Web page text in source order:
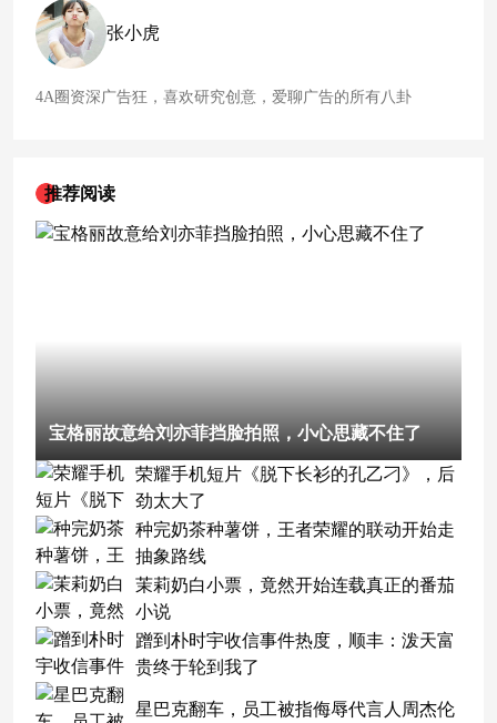
联电视和零售媒体网络的转移，标志着当前和未来的巨大变
化。
张小虎
4A圈资深广告狂，喜欢研究创意，爱聊广告的所有八卦
推荐阅读
宝格丽故意给刘亦菲挡脸拍照，小心思藏不住了
荣耀手机短片《脱下长衫的孔乙刁》，后
劲太大了
种完奶茶种薯饼，王者荣耀的联动开始走
抽象路线
茉莉奶白小票，竟然开始连载真正的番茄
小说
蹭到朴时宇收信事件热度，顺丰：泼天富
贵终于轮到我了
星巴克翻车，员工被指侮辱代言人周杰伦